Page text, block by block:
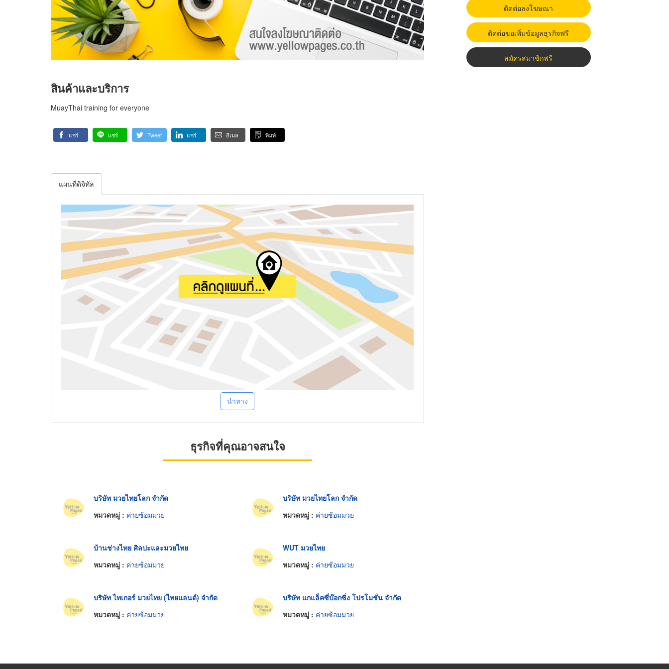
สินค้าและบริการ
MuayThai training for everyone
แชร์ แชร์ Tweet แชร์ อีเมล พิมพ์
แผนที่ดิจิทัล
นำทาง
ธุรกิจที่คุณอาจสนใจ
บริษัท มวยไทยโลก จำกัด
หมวดหมู่ : ค่ายซ้อมมวย
บริษัท มวยไทยโลก จำกัด
หมวดหมู่ : ค่ายซ้อมมวย
บ้านช่างไทย ศิลปะและมวยไทย
หมวดหมู่ : ค่ายซ้อมมวย
WUT มวยไทย
หมวดหมู่ : ค่ายซ้อมมวย
บริษัท ไทเกอร์ มวยไทย (ไทยแลนด์) จำกัด
หมวดหมู่ : ค่ายซ้อมมวย
บริษัท แกแล็คซี่บ๊อกซิ่ง โปรโมชั่น จำกัด
หมวดหมู่ : ค่ายซ้อมมวย
ติดต่อลงโฆษณา
ติดต่อขอเพิ่มข้อมูลธุรกิจฟรี
สมัครสมาชิกฟรี